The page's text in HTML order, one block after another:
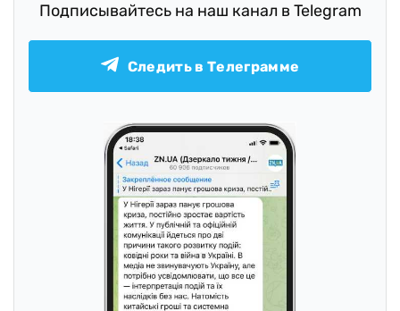
Подписывайтесь на наш канал в Telegram
Следить в Телеграмме